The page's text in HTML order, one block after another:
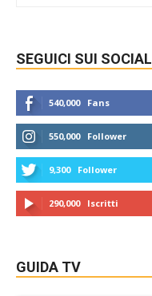
SEGUICI SUI SOCIAL
540,000 Fans
550,000 Follower
9,300 Follower
290,000 Iscritti
GUIDA TV